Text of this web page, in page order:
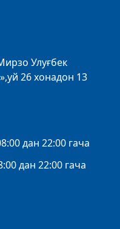
Улуғбек
26 хонадон 13
дан 22:00 гача
дан 22:00 гача